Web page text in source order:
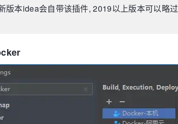
版本idea会自带该插件, 2019以上版本可以略过